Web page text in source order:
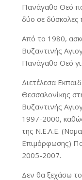
Πανάγαθο Θεό
δύο σε δύσκολες
Από το 1980,
Βυζαντινής
Πανάγαθο Θεό
Διετέλεσα
Θεσσαλονίκης
Βυζαντινής
1997-2000,
της Ν.Ε.Λ.Ε.
Επιμόρφωσης)
2005-2007.
Δεν θα ξεχάσω